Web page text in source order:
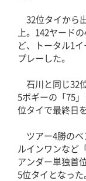
32位タイから
上。142ヤード
ど、トータル1
プレーした。
石川と同じ32
5ボギーの「75
位タイで最終日
ツアー4勝のベ
ルインワンなど
アンダー単独首
5位タイとなった。